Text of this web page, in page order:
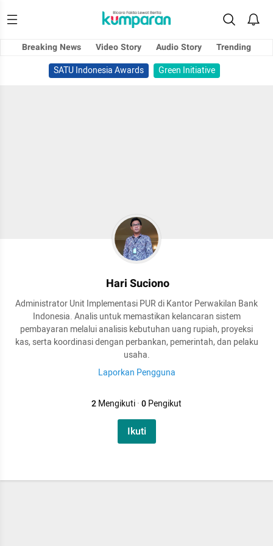
Breaking News Video Story Audio Story
Trending
SATU Indonesia Awards
Green Initiative
Hari Suciono
Administrator Unit Implementasi PUR di Kantor Perwakilan Bank
Indonesia. Analis untuk memastikan kelancaran sistem
pembayaran melalui analisis kebutuhan uang rupiah, proyeksi
kas, serta koordinasi dengan perbankan, pemerintah, dan pelaku
usaha.
Laporkan Pengguna
2Mengikuti·0Pengikut
Ikuti